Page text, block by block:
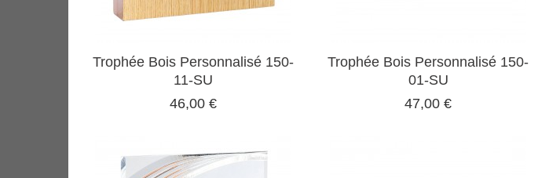
Trophée Bois Personnalisé 150-
11-SU
46,00 €
Trophée Bois Personnalisé 150-
01-SU
47,00 €